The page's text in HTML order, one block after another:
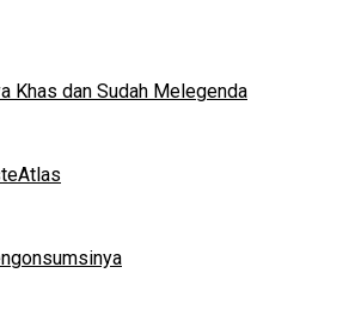
Khas dan Sudah Melegenda